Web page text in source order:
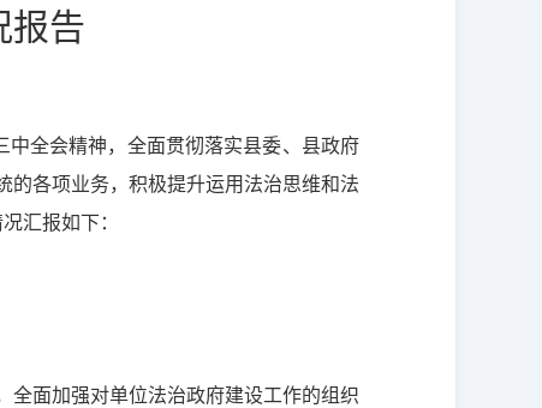
报告
全会精神，全面贯彻落实县委、县政府
的各项业务，积极提升运用法治思维和法
汇报如下：
全面加强对单位法治政府建设工作的组织